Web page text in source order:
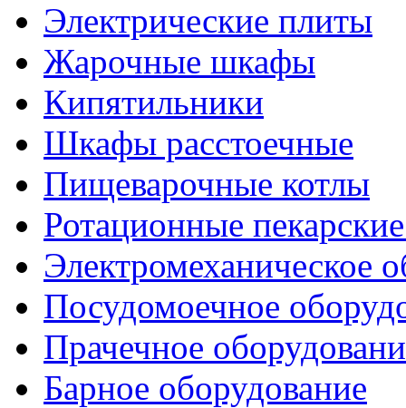
Электрические плиты
Жарочные шкафы
Кипятильники
Шкафы расстоечные
Пищеварочные котлы
Ротационные
Электромеханическое
Посудомоечное
Прачечное
Барное оборудование